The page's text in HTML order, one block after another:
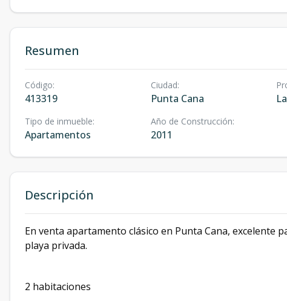
Resumen
Código:
413319
Ciudad:
Punta Cana
Tipo de inmueble:
Apartamentos
Año de Construcción:
2011
Descripción
En venta apartamento clásico en Punta Cana, excelente
playa privada.
2 habitaciones